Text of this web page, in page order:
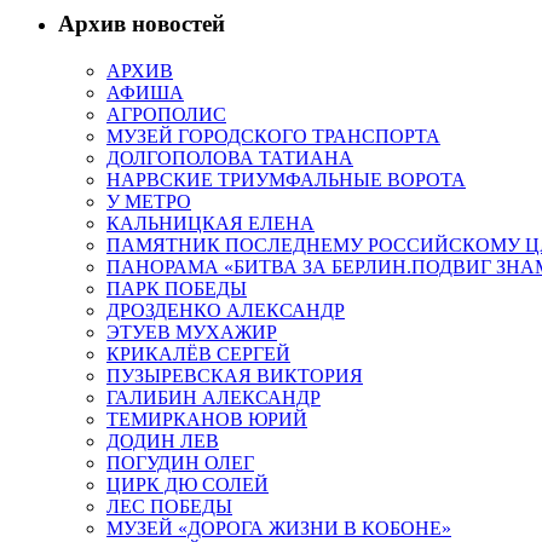
Архив новостей
АРХИВ
АФИША
АГРОПОЛИС
МУЗЕЙ ГОРОДСКОГО ТРАНСПОРТА
ДОЛГОПОЛОВА ТАТИАНА
НАРВСКИЕ ТРИУМФАЛЬНЫЕ ВОРОТА
У МЕТРО
КАЛЬНИЦКАЯ ЕЛЕНА
ПАМЯТНИК ПОСЛЕДНЕМУ РОССИЙСКОМУ
ПАНОРАМА «БИТВА ЗА БЕРЛИН.ПОДВИГ
ПАРК ПОБЕДЫ
ДРОЗДЕНКО АЛЕКСАНДР
ЭТУЕВ МУХАЖИР
КРИКАЛЁВ СЕРГЕЙ
ПУЗЫРЕВСКАЯ ВИКТОРИЯ
ГАЛИБИН АЛЕКСАНДР
ТЕМИРКАНОВ ЮРИЙ
ДОДИН ЛЕВ
ПОГУДИН ОЛЕГ
ЦИРК ДЮ СОЛЕЙ
ЛЕС ПОБЕДЫ
МУЗЕЙ «ДОРОГА ЖИЗНИ В КОБОНЕ»